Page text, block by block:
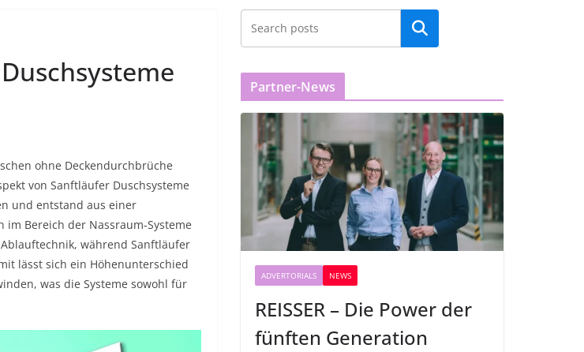
ohne Deckendurchbrüche
von Sanftläufer Duschsysteme
und entstand aus einer
Bereich der Nassraum-Systeme
während Sanftläufer
lässt sich ein Höhenunterschied
was die Systeme sowohl für
Partner-News
ADVERTORIALS NEWS
REISSER – Die Power der
fünften Generation